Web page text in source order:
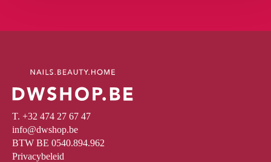
T. +32 474 27 67 47
info@dwshop.be
BTW BE 0540.894.962
Privacybeleid